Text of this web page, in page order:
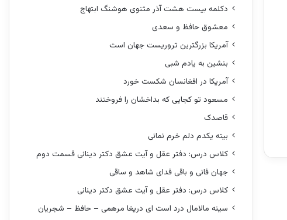
دکلمه بیست هشت آذر مثنوی هوشنگ ابتهاج
معشوق حافظ و سعدی
آمریکا بزرگترین تروریست جهان است
بنشین به یادم شبی
آمریکا در افغانسان شکست خورد
مسعود تو کجایی که بداخشان را فروختند
قاصدک
بیته یکدم دلم خرم نمانی
کلاس درس: دفتر عقل و آیت عشق دکتر دینانی قسمت دوم
جهان فانی و باقی فدای شاهد و ساقی
کلاس درس: دفتر عقل و آیت عشق دکتر دینانی
سینه مالامال درد است ای دریغا مرهمی – حافظ – شجریان